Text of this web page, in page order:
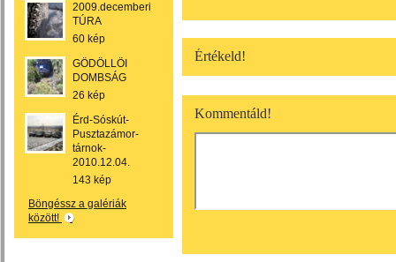
2009.decemberi
TÚRA
60 kép
GÖDÖLLÖI
DOMBSÁG
26 kép
Érd-Sóskút-
Pusztazámor-
tárnok-
2010.12.04.
143 kép
Böngéssz a galériák
között!
Értékeld!
Kommentáld!